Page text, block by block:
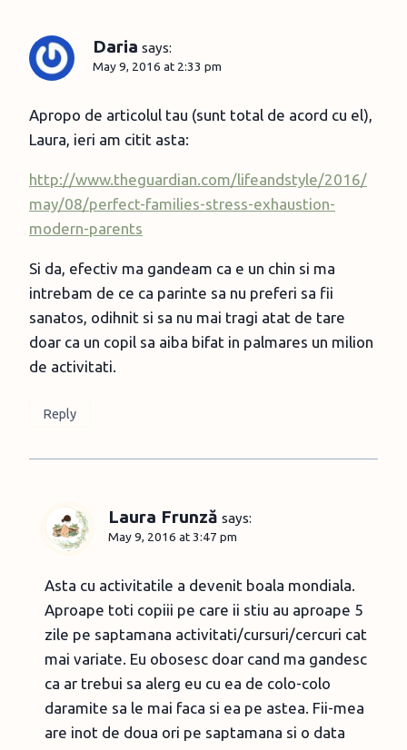
Daria says:
May 9, 2016 at 2:33 pm
Apropo de articolul tau (sunt total de acord cu el),
Laura, ieri am citit asta:
http://www.theguardian.com/lifeandstyle/2016/
may/08/perfect-families-stress-exhaustion-
modern-parents
Si da, efectiv ma gandeam ca e un chin si ma
intrebam de ce ca parinte sa nu preferi sa fii
sanatos, odihnit si sa nu mai tragi atat de tare
doar ca un copil sa aiba bifat in palmares un milion
de activitati.
Reply
Laura Frunză says:
May 9, 2016 at 3:47 pm
Asta cu activitatile a devenit boala mondiala.
Aproape toti copiii pe care ii stiu au aproape 5
zile pe saptamana activitati/cursuri/cercuri cat
mai variate. Eu obosesc doar cand ma gandesc
ca ar trebui sa alerg eu cu ea de colo-colo
daramite sa le mai faca si ea pe astea. Fii-mea
are inot de doua ori pe saptamana si o data